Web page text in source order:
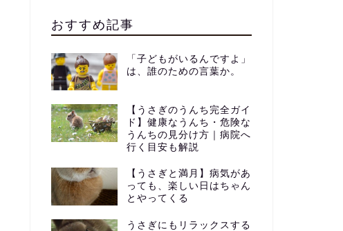
おすすめ記事
「子どもがいるんですよ」
は、誰のための言葉か。
【うさぎのうんち完全ガイ
ド】健康なうんち・危険な
うんちの見分け方｜病院へ
行く目安も解説
【うさぎと満月】病気があ
っても、楽しい日はちゃん
とやってくる
うさぎにもリラックスする